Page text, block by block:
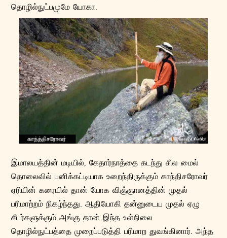
தொழில்நுட்பமுமே யோகா.
இமாலயத்தின் மடியில், கேதார்நாத்தை கடந்து சில மைல்
தொலைவில் பனிக்கட்டியாக உறைந்திருக்கும் காந்திசரோவர்
ஏரியின் கரையில் தான் யோக விஞ்ஞானத்தின் முதல்
பரிமாற்றம் நிகழ்ந்தது. ஆதியோகி தன்னுடைய முதல் ஏழு
சீடர்களுக்கும் அங்கு தான் இந்த உள்நிலை
தொழில்நுட்பத்தை முறைப்படுத்தி பரிமாற துவங்கினார். அந்த